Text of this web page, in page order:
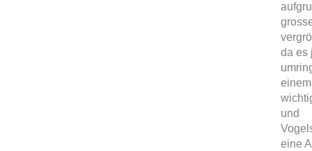
da es
und
eine